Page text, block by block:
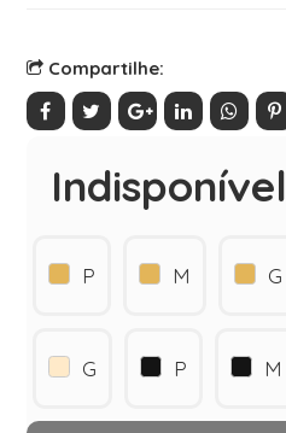
Compartilhe:
Indisponível
P M G
G P M